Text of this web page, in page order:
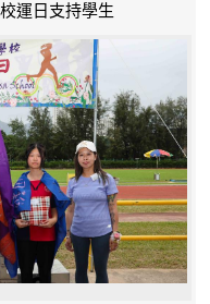
運日支持學生